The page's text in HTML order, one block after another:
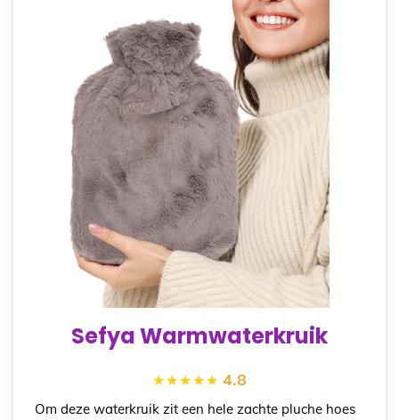
Sefya Warmwaterkruik
4.8
Om deze waterkruik zit een hele zachte pluche hoes